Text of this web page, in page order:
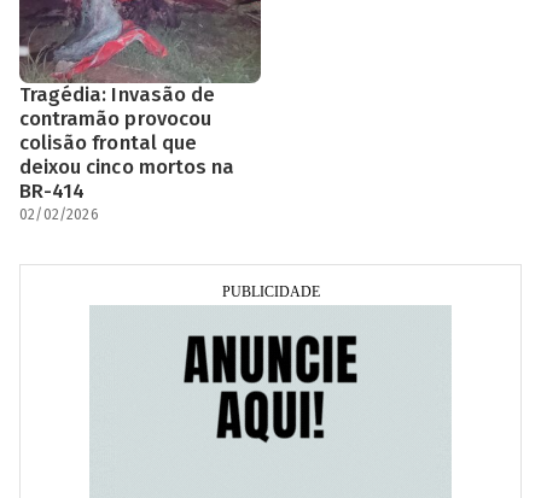
Tragédia: Invasão de
contramão provocou
colisão frontal que
deixou cinco mortos na
BR-414
02/02/2026